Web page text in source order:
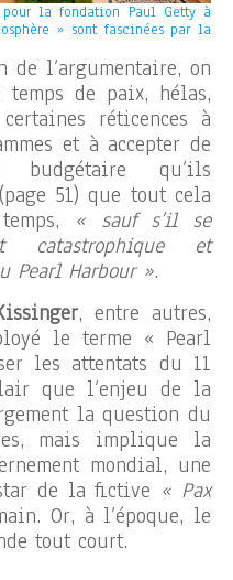
la fondation Paul Getty à
» sont fascinées par la
de l’argumentaire, on
temps de paix, hélas,
réticences à
et à accepter de
qu’ils
51) que tout cela
« sauf s’il se
catastrophique et
Pearl Harbour ».
, entre autres,
le terme « Pearl
les attentats du 11
que l’enjeu de la
la question du
mais implique la
mondial, une
de la fictive « Pax
Or, à l’époque, le
tout court.